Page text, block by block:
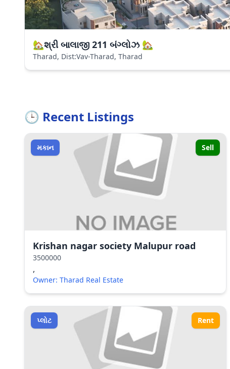
🏡શ્રી બાલાજી 211 બંગ્લોઝ 🏡
Tharad, Dist:Vav-Tharad, Tharad
🕒 Recent Listings
મકાન Sell
Krishan nagar society Malupur road
3500000
,
Owner: Tharad Real Estate
પ્લોટ Rent